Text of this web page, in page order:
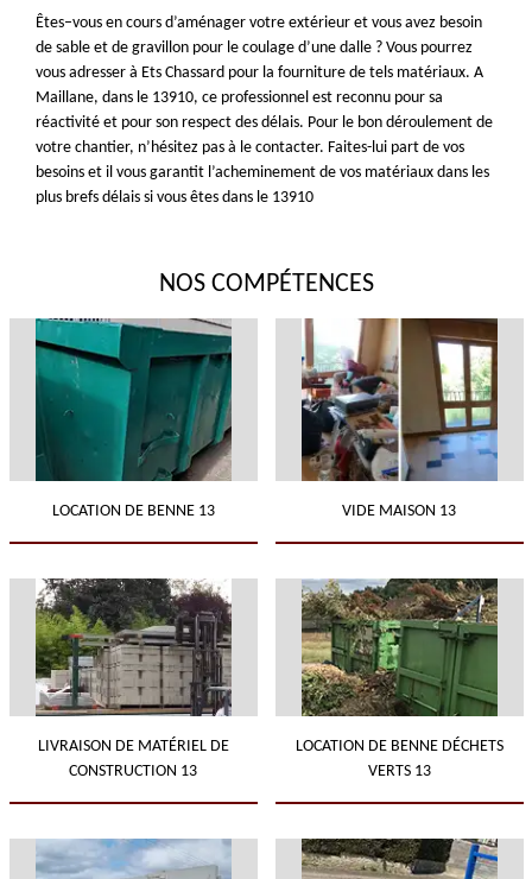
Êtes–vous en cours d’aménager votre extérieur et vous avez besoin
de sable et de gravillon pour le coulage d’une dalle ? Vous pourrez
vous adresser à Ets Chassard pour la fourniture de tels matériaux. A
Maillane, dans le 13910, ce professionnel est reconnu pour sa
réactivité et pour son respect des délais. Pour le bon déroulement de
votre chantier, n’hésitez pas à le contacter. Faites-lui part de vos
besoins et il vous garantit l’acheminement de vos matériaux dans les
plus brefs délais si vous êtes dans le 13910
NOS COMPÉTENCES
LOCATION DE BENNE 13 VIDE MAISON 13
LIVRAISON DE MATÉRIEL DE
CONSTRUCTION 13
LOCATION DE BENNE DÉCHETS
VERTS 13